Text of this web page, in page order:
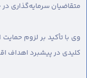
متقاضیان سرمایه‌گذاری
وی با تأکید بر لزوم حمایت
کلیدی در پیشبرد اهداف